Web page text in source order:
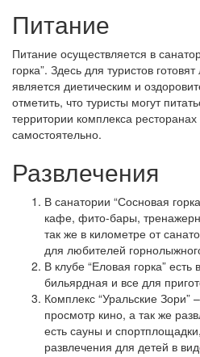
Питание
Питание осуществляется в
горка”. Здесь для туристов
является диетическим и
отметить, что туристы могут
территории комплекса
самостоятельно.
Развлечения
В санатории “Сосновая
кафе, фито-бары,
так же в километре от
для любителей
В клубе “Еловая горка”
бильярдная и все для
Комплекс “Уральские Зори”
просмотр кино, а так же
есть сауны и
развлечения для детей в